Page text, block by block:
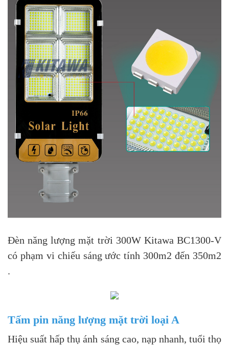
Đèn năng lượng mặt trời 300W Kitawa BC1300-V
có phạm vi chiếu sáng ước tính 300m2 đến 350m2
.
Tấm pin năng lượng mặt trời loại A
Hiệu suất hấp thụ ánh sáng cao, nạp nhanh, tuổi thọ